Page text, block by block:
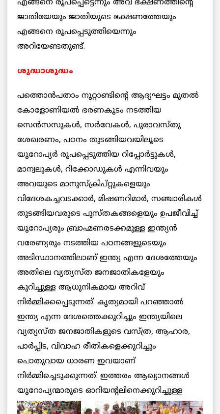
എങ്ങനെ രൂപപ്പെട്ടെന്നും അവ ഭക്ഷണത്തിന്റെ
ജാതിയേയും ജാതിയുടെ ഭക്ഷണത്തേയും
എങ്ങനെ രൂപപ്പെടുത്തിയെന്നും
അറിയേണ്ടതുണ്ട്.
ശുദ്ധാശുദ്ധം
പത്തൊന്‍പതാം നൂറ്റാണ്ടിന്റെ ആദ്യഘട്ടം മുതല്‍
കോളോണിയല്‍ ഭരണകൂടം നടത്തിയ
സെന്‍സസുകള്‍, സര്‍വേകള്‍, പുരാവസ്തു
ശേഖരണം, പഠനം തുടങ്ങിയവയിലൂടെ
യൂറോപ്യര്‍ രൂപപ്പെടുത്തിയ റിപ്പോര്‍ട്ടുകള്‍,
മാന്വലുകള്‍, റിക്കോഡുകള്‍ എന്നിവയും
അവയുടെ മാനുസ്ക്രിപ്റ്റുകളെയും
വിദേശകച്ചവടക്കാര്‍, മിഷണറിമാര്‍, സഞ്ചാരികള്‍
തുടങ്ങിയവരുടെ പുസ്തകങ്ങളെയും ഉപജീവിച്ച്
യൂറോപ്യരും ബ്രാഹ്മണരടക്കമുള്ള ഇന്ത്യന്‍
വരേണ്യരും നടത്തിയ പഠനങ്ങളുടെയും
അടിസ്ഥാനത്തിലാണ് ഇന്ത്യ എന്ന ദേശത്തേയും
അതിലെ വ്യത്യസ്ത ജനജാതികളേയും
കുറിച്ചുള്ള ആധുനികമായ അറിവ്
നിര്‍മ്മിക്കപ്പെടുന്നത്. കൃത്യമായി പറഞ്ഞാല്‍
ഇന്ത്യ എന്ന ദേശത്തെക്കുറിച്ചും ഇന്ത്യയിലെ
വ്യത്യസ്ത ജനജാതികളുടെ വസ്ത്ര, ആഹാര,
പാര്‍പ്പിട, വിവാഹ രീതികളെക്കുറിച്ചും
പൊതുവായ ധാരണ ഇവയാണ്
നിര്‍മ്മിച്ചെടുക്കുന്നത്. ഇത്തരം ആഖ്യാനങ്ങള്‍
യൂറോപ്യന്മാരുടെ ഓറിയന്റലിനെക്കുറിച്ചുള്ള